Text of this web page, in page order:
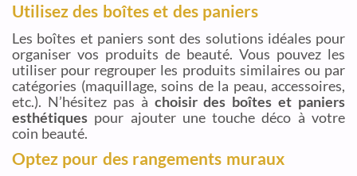
Utilisez des boîtes et des paniers
Les boîtes et paniers sont des solutions idéales pour
organiser vos produits de beauté. Vous pouvez les
utiliser pour regrouper les produits similaires ou par
catégories (maquillage, soins de la peau, accessoires,
etc.). N’hésitez pas à choisir des boîtes et paniers
esthétiques pour ajouter une touche déco à votre
coin beauté.
Optez pour des rangements muraux